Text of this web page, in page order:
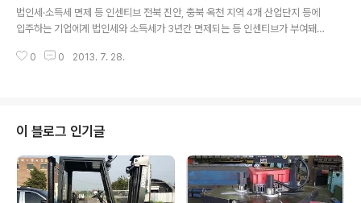
연료전지의 전기발전효율은 전체 운전 장치 사용 전력 혹은 열 손실을 감안하더
라도 30~60% 이상이다. 대체로 디젤엔진, 기솔린엔진, 가스터빈의 경우 출력
법인세·소득세 면제 등 인센티브 전북 진안, 충북 옥천 지역 4개 산업단지 등에
입주하는 기업에게 법인세와 소득세가 3년간 면제되는 등 인센티브가 부여돼
탄력을 받을 것으로 기대된다. 국토교통부(장관 서승환)는 최근 개최된 국토정
제 감면 등의 인센티브를 부여하기 위함이다. 4개 산업단지로는 전북 진안군(홍
삼한방농공단지, 북부예술관광단지), 충북 옥천군(옥천의료 기기농공단지, 청산
일반산업단지) 로 법인세·소득세 3년..
0 0 2013. 7. 28.
이 블로그 인기글